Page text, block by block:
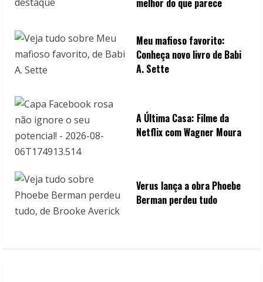
melhor do que parece
Meu mafioso favorito:
Conheça novo livro de Babi
A. Sette
A Última Casa: Filme da
Netflix com Wagner Moura
Verus lança a obra Phoebe
Berman perdeu tudo